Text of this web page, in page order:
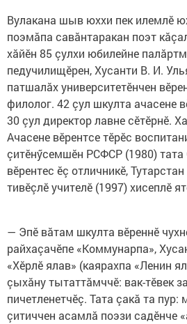
Вулакана шыв юххи пек илемлӗ
поэмăпа савăнтаракан поэт
хăйӗн 85 çулхи юбилейне
педучилищӗрен, Хусанти В. И.
патшалăх университетӗнчен
филолог. 42 çул шкулта ачасене
30 çул директор лавне сӗтӗрнӗ.
Ачасене вӗрентсе тӗрӗс
çитӗнӳсемшӗн РСФСР (1980)
вӗрентес ӗç отличникӗ,
тивӗçлӗ учителӗ (1997) хисеплӗ
— Эпӗ вăтам шкулта вӗреннӗ
райхаçачӗпе «Коммунарпа»,
«Хӗрлӗ ялав» (каярахпа «Ленин
çыхăну тытаттăмччӗ: вак-тӗвек
пичетленетчӗç. Тата çакă та пур:
çитиччен асамлă поэзи садӗнче